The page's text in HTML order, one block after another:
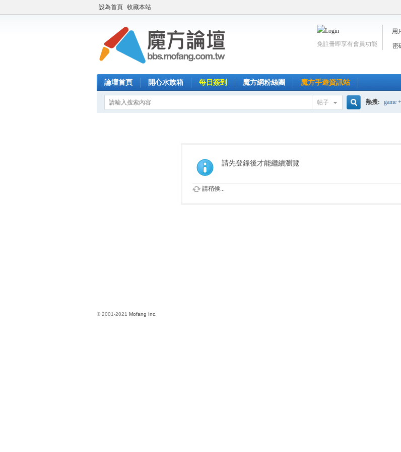
設為首頁 收藏本站
用
密
免註冊即享有會員功能
論壇首頁 開心水族箱 每日簽到 魔方網粉絲團 魔方手遊資訊站
帖子 熱搜: game +
請先登錄後才能繼續瀏覽
請稍候...
© 2001-2021 Mofang Inc.